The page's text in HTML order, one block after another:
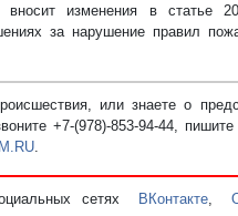
вносит изменения в статье
за нарушение правил
или знаете о
+7-(978)-853-94-44, пишите
.
сетях ВКонтакте